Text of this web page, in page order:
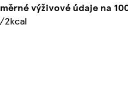
výživové údaje na
2kcal